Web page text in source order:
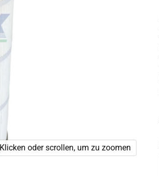
Klicken oder scrollen, um zu zoomen